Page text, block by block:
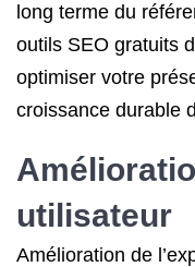
long terme du
outils SEO gratuits
optimiser votre
croissance durable
utilisateur
Amélioration de